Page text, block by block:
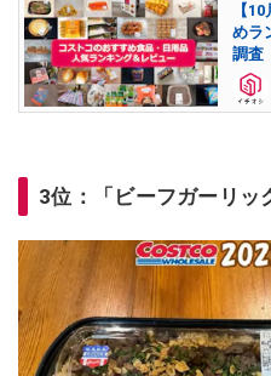
【
めラ
調査
3位：「ビーフガーリッ